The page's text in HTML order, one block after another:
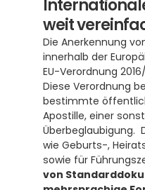
weit
Die Anerkennung
innerhalb der
EU-Verordnung
Diese Verordnung
bestimmte
Apostille, einer
Überbeglaubigung.
wie Geburts-,
sowie für
von